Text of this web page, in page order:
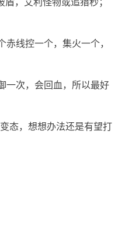
线控一个，集火一个，
一次，会回血，所以最好
态，想想办法还是有望打